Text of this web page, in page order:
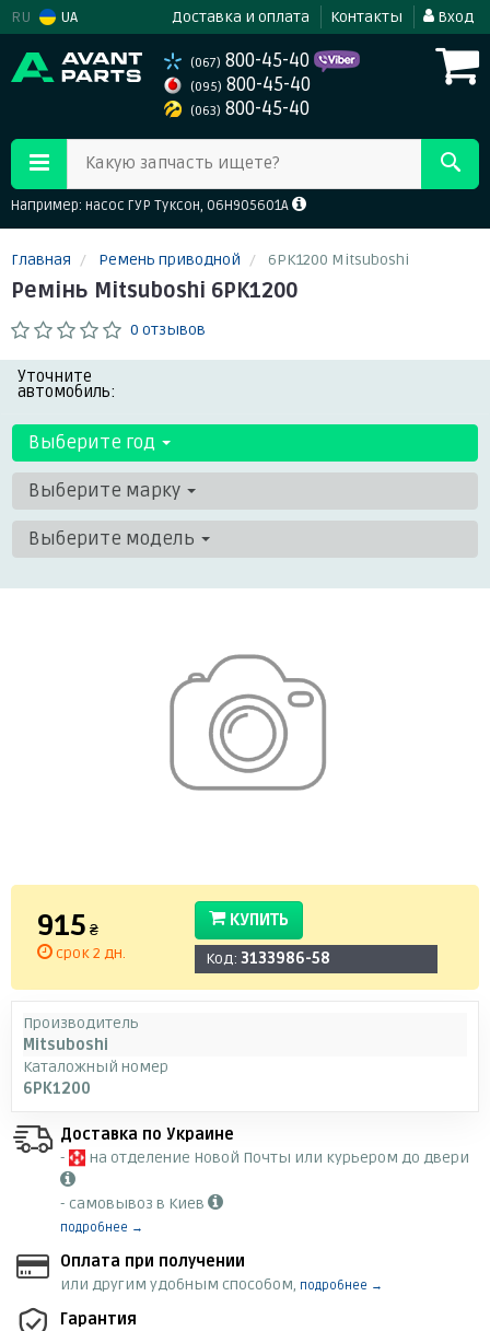
RU UA Доставка и оплата Контакты Вход
(067) 800-45-40
(095) 800-45-40
(063) 800-45-40
Какую запчасть ищете?
Например: насос ГУР Туксон, 06H905601A
Главная Ремень приводной 6PK1200 Mitsuboshi
Ремінь Mitsuboshi 6PK1200
0 отзывов
Уточните
автомобиль:
Выберите год
Выберите марку
Выберите модель
915 ₴
срок 2 дн.
КУПИТЬ
Код: 3133986-58
Производитель
Mitsuboshi
Каталожный номер
6PK1200
Доставка по Украине
-
на отделение Новой Почты или курьером до двери
- самовывоз в Киев
подробнее →
Оплата при получении
или другим удобным способом, подробнее →
Гарантия